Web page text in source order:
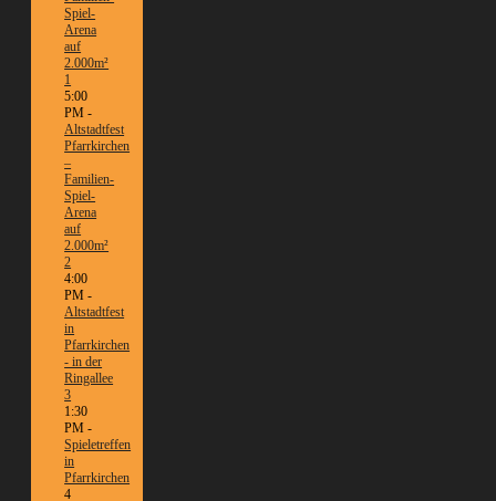
Spiel-
Arena
auf
2.000m²
1
5:00
PM -
Altstadtfest
Pfarrkirchen
–
Familien-
Spiel-
Arena
auf
2.000m²
2
4:00
PM -
Altstadtfest
in
Pfarrkirchen
- in der
Ringallee
3
1:30
PM -
Spieletreffen
in
Pfarrkirchen
4